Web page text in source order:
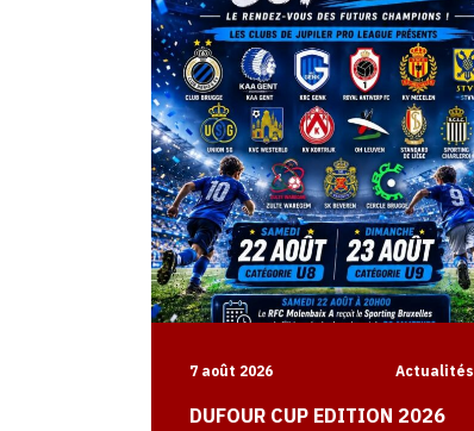
7 août 2026 Actualités
DUFOUR CUP EDITION 2026